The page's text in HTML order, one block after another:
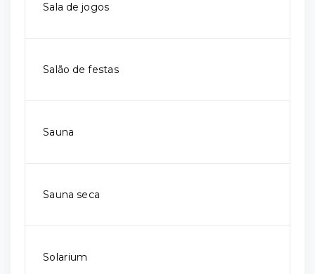
Sala de jogos
Salão de festas
Sauna
Sauna seca
Solarium